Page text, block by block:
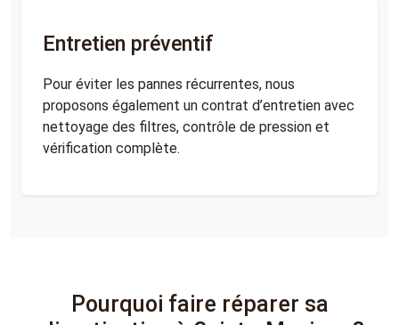
Entretien préventif
Pour éviter les pannes récurrentes, nous
proposons également un contrat d’entretien avec
nettoyage des filtres, contrôle de pression et
vérification complète.
Pourquoi faire réparer sa